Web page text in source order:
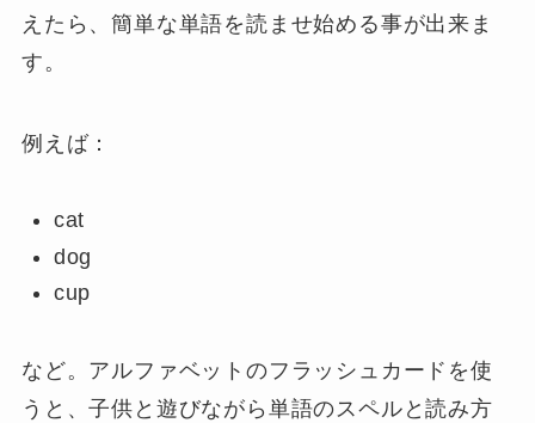
えたら、簡単な単語を読ませ始める事が出来ま
す。
例えば：
cat
dog
cup
など。アルファベットのフラッシュカードを使
うと、子供と遊びながら単語のスペルと読み方